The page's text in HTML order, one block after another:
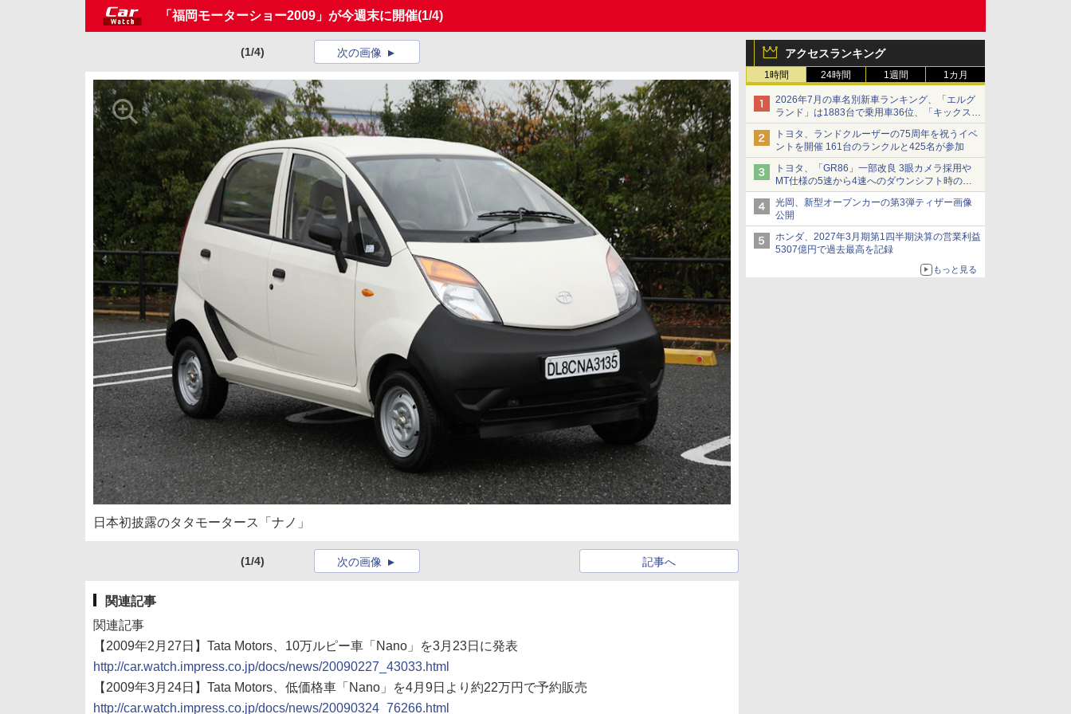
「福岡モーターショー2009」が今週末に開催(1/4)
アクセスランキング
1時間 24時間 1週間 1カ月
2026年7月の車名別新車ランキング、「エルグ
ランド」は1883台で乗用車36位、「キックス」
は2591台で27位に
トヨタ、ランドクルーザーの75周年を祝うイベ
ントを開催 161台のランクルと425名が参加
トヨタ、「GR86」一部改良 3眼カメラ採用や
MT仕様の5速から4速へのダウンシフト時の操
作性向上など
光岡、新型オープンカーの第3弾ティザー画像
公開
ホンダ、2027年3月期第1四半期決算の営業利益
5307億円で過去最高を記録
もっと見る
(1/4) 次の画像
日本初披露のタタモータース「ナノ」
(1/4) 記事へ
次の画像
関連記事
関連記事
【2009年2月27日】Tata Motors、10万ルピー車「Nano」を3月23日に発表
http://car.watch.impress.co.jp/docs/news/20090227_43033.html
【2009年3月24日】Tata Motors、低価格車「Nano」を4月9日より約22万円で予約販売
http://car.watch.impress.co.jp/docs/news/20090324_76266.html